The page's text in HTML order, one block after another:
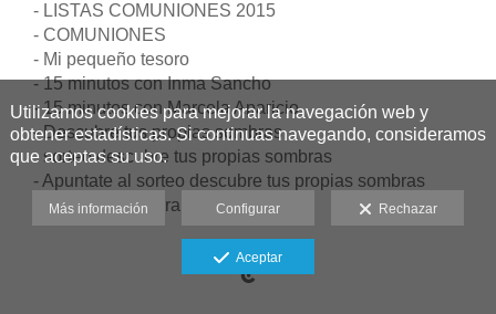
- LISTAS COMUNIONES 2015
- COMUNIONES
- Mi pequeño tesoro
- 15 minutos con Inma Sancho
- 15 minutos con Marcela Aparicio
- Descubre tus propias sombras
- sorteo descubre tus propias sombras
- Apuntate al sorteo descubre tus propias sombras
- Ultimos dias para el sorteo
Utilizamos cookies para mejorar la navegación web y
obtener estadísticas. Si continuas navegando, consideramos
que aceptas su uso.
Más información Configurar Rechazar
Aceptar